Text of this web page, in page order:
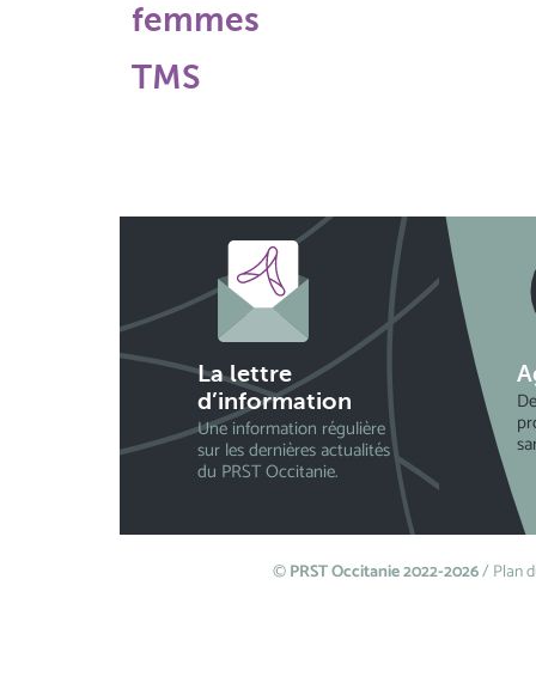
femmes
TMS
La lettre
d’information
Une information régulière
sur les dernières actualités
du PRST Occitanie.
©PRST Occitanie 2022-2026/Plan